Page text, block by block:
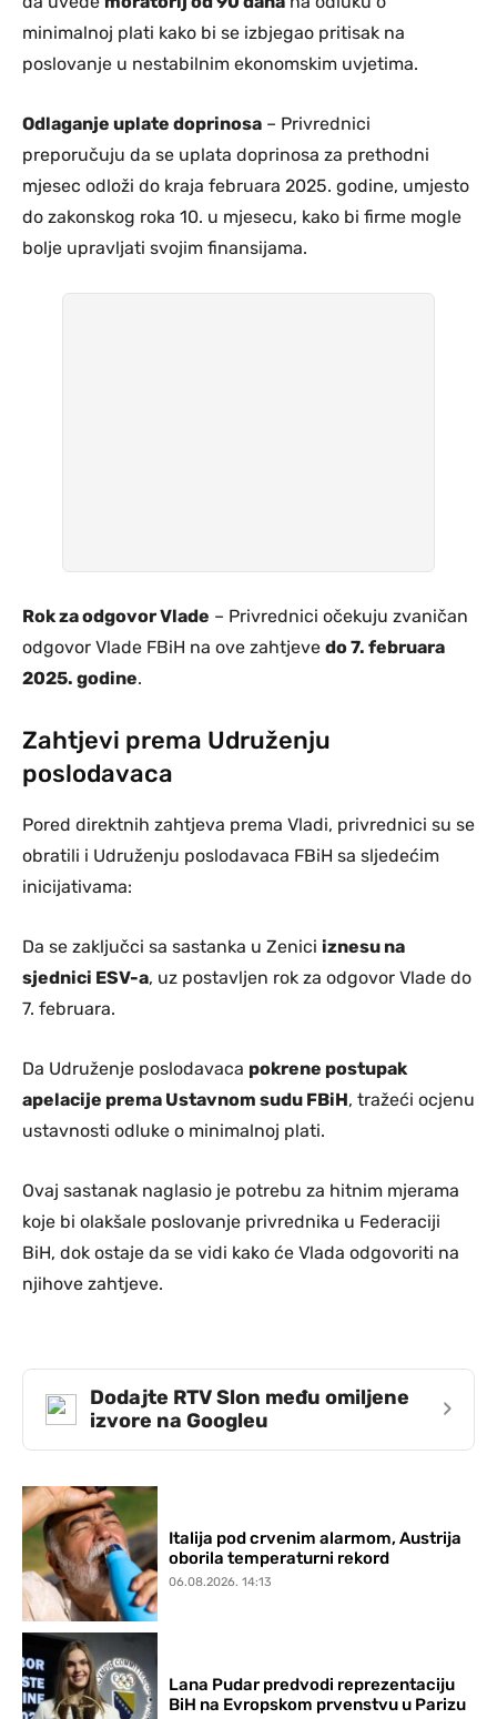
minimalnoj plati kako bi se izbjegao pritisak na
poslovanje u nestabilnim ekonomskim uvjetima.
Odlaganje uplate doprinosa – Privrednici
preporučuju da se uplata doprinosa za prethodni
mjesec odloži do kraja februara 2025. godine, umjesto
do zakonskog roka 10. u mjesecu, kako bi firme mogle
bolje upravljati svojim finansijama.
Rok za odgovor Vlade – Privrednici očekuju zvaničan
odgovor Vlade FBiH na ove zahtjeve do 7. februara
2025. godine.
Zahtjevi prema Udruženju
poslodavaca
Pored direktnih zahtjeva prema Vladi, privrednici su se
obratili i Udruženju poslodavaca FBiH sa sljedećim
inicijativama:
Da se zaključci sa sastanka u Zenici iznesu na
sjednici ESV-a, uz postavljen rok za odgovor Vlade do
7. februara.
Da Udruženje poslodavaca pokrene postupak
apelacije prema Ustavnom sudu FBiH, tražeći ocjenu
ustavnosti odluke o minimalnoj plati.
Ovaj sastanak naglasio je potrebu za hitnim mjerama
koje bi olakšale poslovanje privrednika u Federaciji
BiH, dok ostaje da se vidi kako će Vlada odgovoriti na
njihove zahtjeve.
Dodajte RTV Slon među omiljene
izvore na Googleu
›
Italija pod crvenim alarmom, Austrija
oborila temperaturni rekord
06.08.2026. 14:13
Lana Pudar predvodi reprezentaciju
BiH na Evropskom prvenstvu u Parizu